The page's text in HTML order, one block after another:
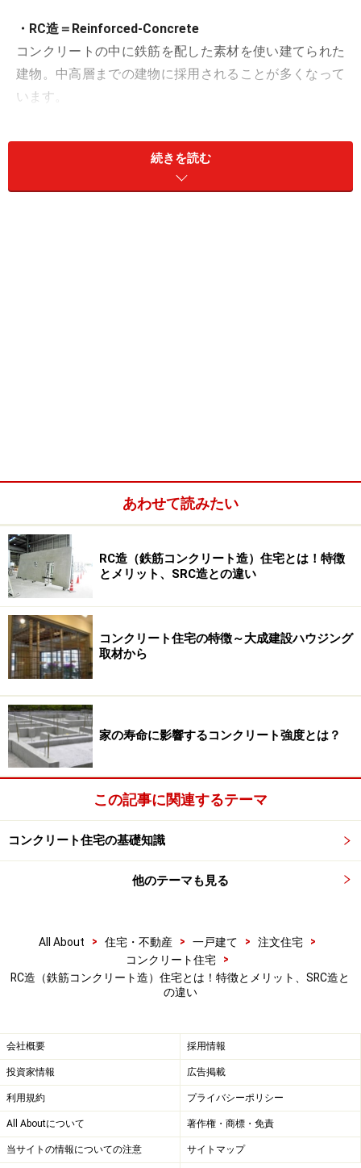
・RC造＝Reinforced-Concrete
コンクリートの中に鉄筋を配した素材を使い建てられた
建物。中高層までの建物に採用されることが多くなって
います。
・SRC造＝Steel Reinforced-Concrete
鉄骨造（S造、中でも重量鉄骨）とRC造を組み合わせた
もの。高層ビル・マンションなどに採用されています。
コンクリートは圧縮力に強い反面、張引力には弱い素
材。この性質を補うため、その逆の性質を持ち、破断し
にくい鉄筋を芯材としたのが鉄筋コンクリートです。錆
るため、耐久性が高くなるのも特徴です。
RC住宅の事例。コンクリート打ちっ放しの外壁などに魅力を
鉄筋コンクリートについては19世紀にフランスで実用化
されたそうですが、その後、世界中で様々な用途に活用
されるようになったのはご存じの通り、日本でも建築・
土木分野で数多く使用されています。
続きを読む
あわせて読みたい
RC造（鉄筋コンクリート造）住宅とは！特徴
とメリット、SRC造との違い
コンクリート住宅の特徴～大成建設ハウジング
取材から
家の寿命に影響するコンクリート強度とは？
この記事に関連するテーマ
コンクリート住宅の基礎知識
他のテーマも見る
All About > 住宅・不動産 > 一戸建て > 注文住宅
>
コンクリート住宅
>
RC造（鉄筋コンクリート造）住宅とは！特徴とメリット、SRC造と
の違い
会社概要 採用情報
投資家情報 広告掲載
利用規約 プライバシーポリシー
All Aboutについて 著作権・商標・免責
当サイトの情報についての注意 サイトマップ